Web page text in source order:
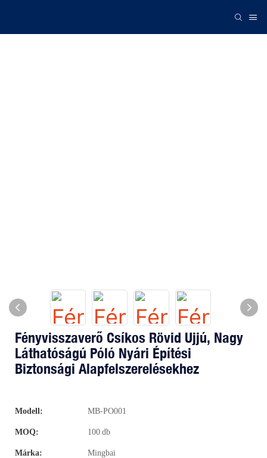
Fényvisszaverő Csíkos Rövid Ujjú, Nagy
Láthatóságú Póló Nyári Építési
Biztonsági Alapfelszerelésekhez
Modell: MB-PO001
MOQ: 100 db
Márka: Mingbai